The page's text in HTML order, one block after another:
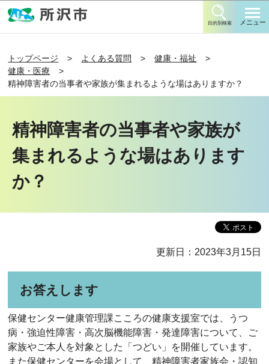
目的別検索 メニュー
トップページ よくある質問
健康・福祉
健康・医療
精神障害者の当事者や家族が集まれるような場はありますか？
精神障害者の当事者や家族が
集まれるような場はあります
か？
更新日：2023年3月15日
お答えします
保健センター健康管理課こころの健康支援室では、うつ
病・強迫性障害・高次脳機能障害・発達障害について、ご
家族やご本人を対象とした「つどい」を開催しています。
また保健センターを会場として、精神障害者家族会・認知